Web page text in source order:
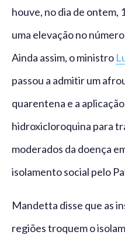
houve, no dia de ontem,
uma elevação no
Ainda assim, o ministro
passou a admitir um
quarentena e a
hidroxicloroquina para
moderados da doença
isolamento social pelo
Mandetta disse que as
regiões troquem o